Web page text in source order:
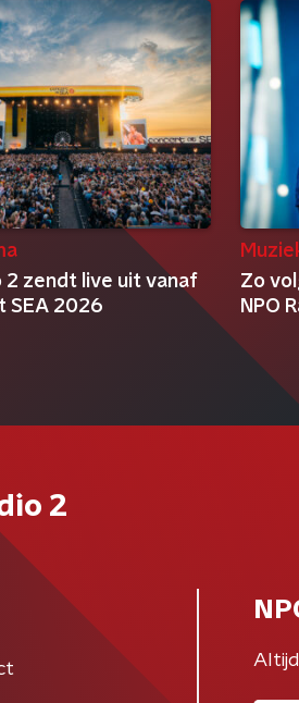
2 zendt live uit vanaf
SEA 2026
Zo
NPO
2